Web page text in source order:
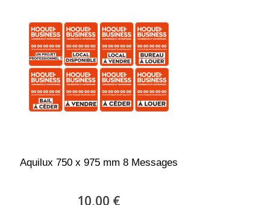
Aquilux 750 x 975 mm 8 Messages
10,00 €